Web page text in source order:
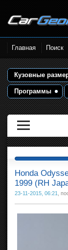
Размеры кузова
Контрольные
размеры.
Главная Поиск
Кузовные
Программы
Honda
1999 (RH
23-11-2015, 06:21 ,